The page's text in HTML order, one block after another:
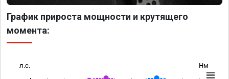
График прироста мощности и крутящего
момента:
л.с. Нм